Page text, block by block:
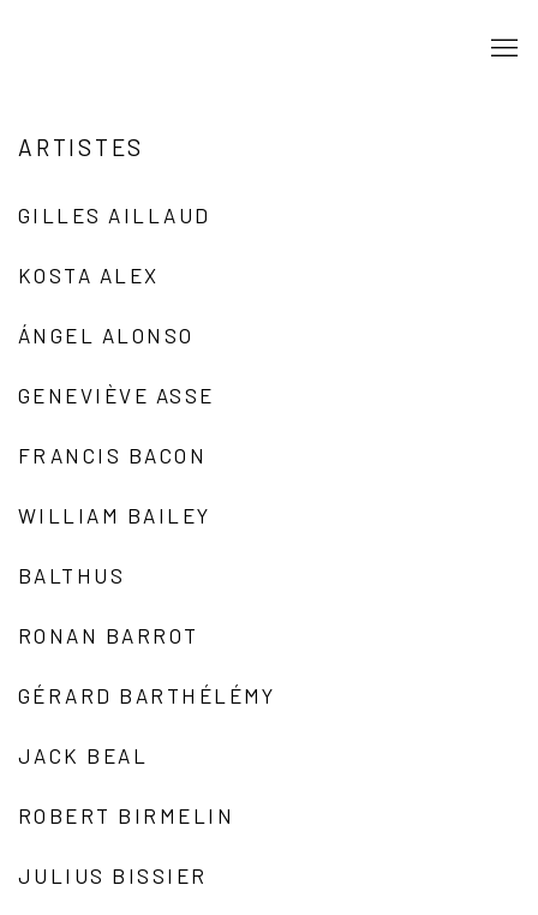
ARTISTES
GILLES AILLAUD
KOSTA ALEX
ÁNGEL ALONSO
GENEVIÈVE ASSE
FRANCIS BACON
WILLIAM BAILEY
BALTHUS
RONAN BARROT
GÉRARD BARTHÉLÉMY
JACK BEAL
ROBERT BIRMELIN
JULIUS BISSIER